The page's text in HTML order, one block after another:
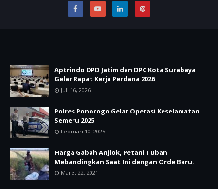
Aptrindo DPD Jatim dan DPC Kota Surabaya
Gelar Rapat Kerja Perdana 2026
Juli 16, 2026
Polres Ponorogo Gelar Operasi Keselamatan
Semeru 2025
Februari 10, 2025
Harga Gabah Anjlok, Petani Tuban
Mebandingkan Saat Ini dengan Orde Baru.
Maret 22, 2021